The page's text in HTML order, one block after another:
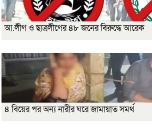
আ.লীগ ও ছাত্রলীগের ৪৮ জনের বিরুদ্ধে আরেক
৪ বিয়ের পর অন্য নারীর ঘরে জামায়াত সমর্থ